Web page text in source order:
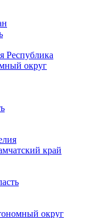
Республика
округ
край
округ